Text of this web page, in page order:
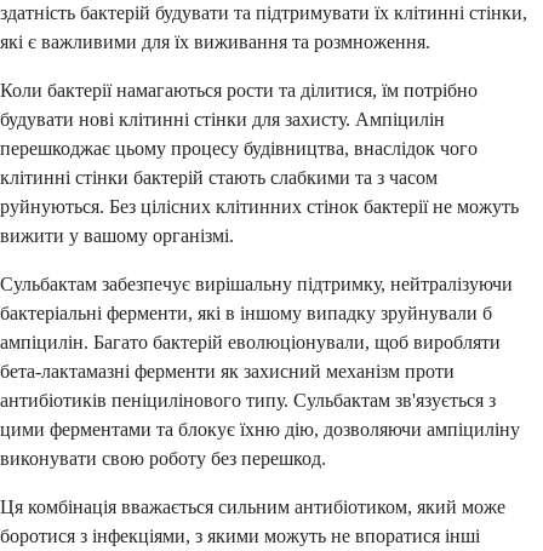
здатність бактерій будувати та підтримувати їх клітинні стінки,
які є важливими для їх виживання та розмноження.
Коли бактерії намагаються рости та ділитися, їм потрібно
будувати нові клітинні стінки для захисту. Ампіцилін
перешкоджає цьому процесу будівництва, внаслідок чого
клітинні стінки бактерій стають слабкими та з часом
руйнуються. Без цілісних клітинних стінок бактерії не можуть
вижити у вашому організмі.
Сульбактам забезпечує вирішальну підтримку, нейтралізуючи
бактеріальні ферменти, які в іншому випадку зруйнували б
ампіцилін. Багато бактерій еволюціонували, щоб виробляти
бета-лактамазні ферменти як захисний механізм проти
антибіотиків пеніцилінового типу. Сульбактам зв'язується з
цими ферментами та блокує їхню дію, дозволяючи ампіциліну
виконувати свою роботу без перешкод.
Ця комбінація вважається сильним антибіотиком, який може
боротися з інфекціями, з якими можуть не впоратися інші